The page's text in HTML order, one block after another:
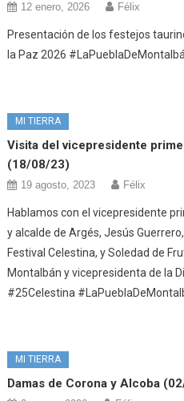
12 enero, 2026 Félix
Presentación de los festejos
la Paz 2026
MI TIERRA
Visita del vicepresidente
(18/08/23)
19 agosto, 2023 Félix
Hablamos con el vicepresidente
y alcalde de Argés, Jesús
Festival Celestina, y Soledad de
Montalbán y vicepresidenta de la
#25Celestina
MI TIERRA
Damas de Corona y Alcoba